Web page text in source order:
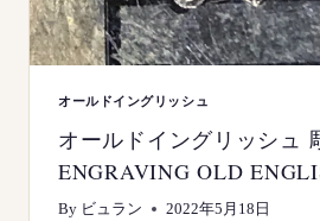
オールドイングリッシュ
オールドイングリッシュ
ENGRAVING OLD
By ビュラン 2022年5月18日